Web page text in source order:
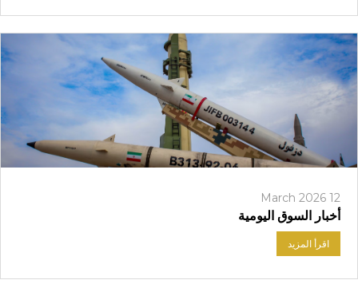
12 March 2026
أخبار السوق اليومية
اقرأ المزيد